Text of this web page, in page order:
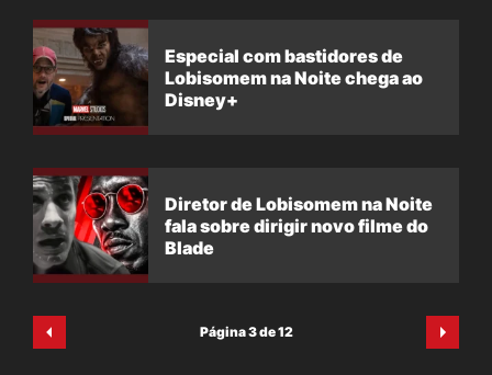
Especial com bastidores de
Lobisomem na Noite chega ao
Disney+
Diretor de Lobisomem na Noite
fala sobre dirigir novo filme do
Blade
Página 3 de 12